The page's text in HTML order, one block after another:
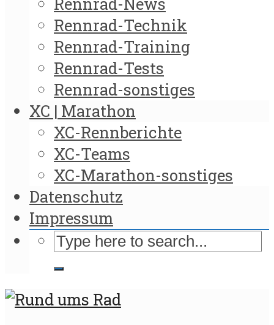
Rennrad-Technik
Rennrad-Training
Rennrad-Tests
Rennrad-sonstiges
XC | Marathon
XC-Rennberichte
XC-Teams
XC-Marathon-sonstiges
Datenschutz
Impressum